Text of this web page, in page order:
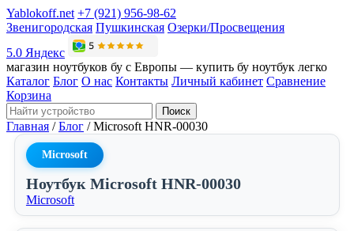
Yablokoff.net +7 (921) 956-98-62
Звенигородская Пушкинская Озерки/Просвещения
5.0 Яндекс
магазин ноутбуков бу с Европы — купить бу ноутбук легко
Каталог Блог О нас Контакты Личный кабинет Сравнение
Корзина
Поиск
Главная / Блог / Microsoft HNR-00030
Microsoft
Ноутбук Microsoft HNR-00030
Microsoft